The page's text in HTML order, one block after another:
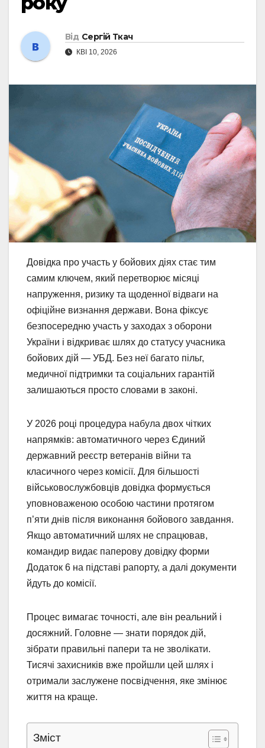
Від Сергій Ткач
КВІ 10, 2026
Довідка про участь у бойових діях стає тим
самим ключем, який перетворює місяці
напруження, ризику та щоденної відваги на
офіційне визнання держави. Вона фіксує
безпосередню участь у заходах з оборони
України і відкриває шлях до статусу учасника
бойових дій — УБД. Без неї багато пільг,
медичної підтримки та соціальних гарантій
залишаються просто словами в законі.
У 2026 році процедура набула двох чітких
напрямків: автоматичного через Єдиний
державний реєстр ветеранів війни та
класичного через комісії. Для більшості
військовослужбовців довідка формується
уповноваженою особою частини протягом
п’яти днів після виконання бойового завдання.
Якщо автоматичний шлях не спрацював,
командир видає паперову довідку форми
Додаток 6 на підставі рапорту, а далі документи
йдуть до комісії.
Процес вимагає точності, але він реальний і
досяжний. Головне — знати порядок дій,
зібрати правильні папери та не зволікати.
Тисячі захисників вже пройшли цей шлях і
отримали заслужене посвідчення, яке змінює
життя на краще.
Зміст